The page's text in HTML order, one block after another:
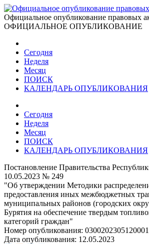
Официальное опубликование правовых
ОФИЦИАЛЬНОЕ ОПУБЛИКОВАНИЕ
Сегодня
Неделя
Месяц
ПОИСК
КАЛЕНДАРЬ ОПУБЛИКОВАНИЯ
Сегодня
Неделя
Месяц
ПОИСК
КАЛЕНДАРЬ ОПУБЛИКОВАНИЯ
Постановление Правительства
10.05.2023 № 249
"Об утверждении Методики
предоставления иных межбюджетных
муниципальных районов (городских
Бурятия на обеспечение твердым
категорий граждан"
Номер опубликования: 0300202305120001
Дата опубликования: 12.05.2023